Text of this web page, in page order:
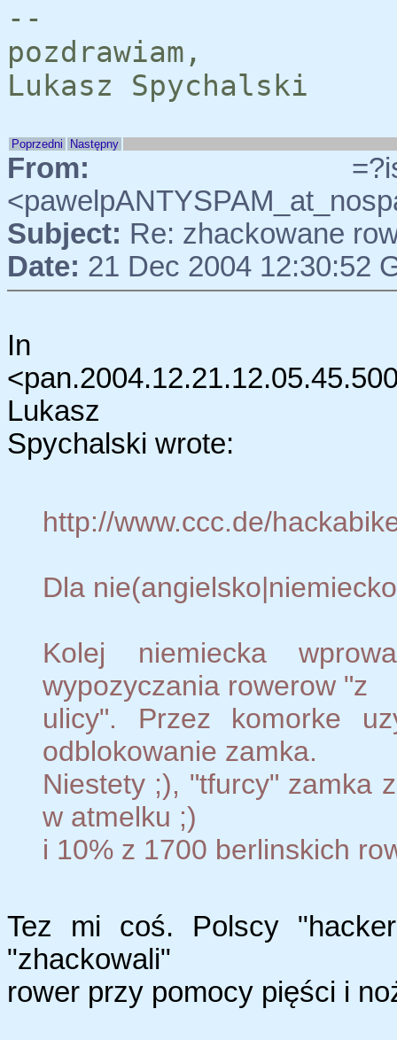
--
pozdrawiam,
Lukasz Spychalski
Poprzedni Następny
From: =?iso-8859-
Subject: Re: zhackowane
Date: 21 Dec 2004 12:30:52
In
Lukasz
Spychalski wrote:
http://www.ccc.de/
Dla
Kolej niemiecka
wypozyczania rowerow "z
ulicy". Przez komorke
odblokowanie zamka.
Niestety ;), "tfurcy" zamka
w atmelku ;)
i 10% z 1700 berlinskich
Tez mi coś. Polscy
"zhackowali"
rower przy pomocy pięści i